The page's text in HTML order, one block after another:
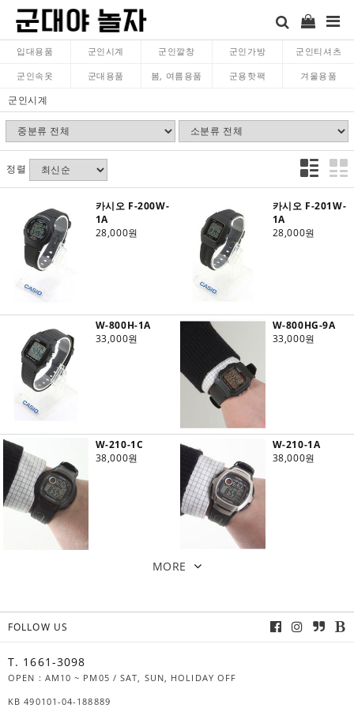
입대용품 군인시계 군인깔창 군인가방 군인티셔츠
군인속옷 군대용품 봄, 여름용품 군용핫팩 겨울용품
군인시계
정렬
카시오 F-200W-
1A
28,000원
카시오 F-201W-
1A
28,000원
W-800H-1A
33,000원
W-800HG-9A
33,000원
W-210-1C
38,000원
W-210-1A
38,000원
MORE
FOLLOW US
T. 1661-3098
OPEN : AM10 ~ PM05 / SAT, SUN, HOLIDAY OFF
KB 490101-04-188889